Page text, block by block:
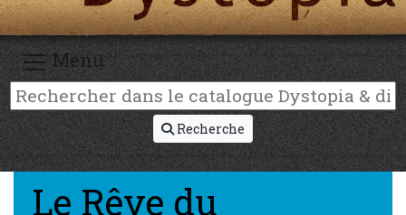
Menu
Recherche
Le Rêve du